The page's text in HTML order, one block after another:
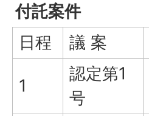
付託案件
日程
議 案
1
認定第1
号